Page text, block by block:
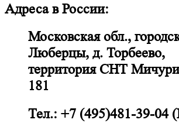
Адреса в России:
Московская обл.,
Люберцы, д. Торбеево,
территория СНТ
181
Тел.: +7 (495)481-39-04